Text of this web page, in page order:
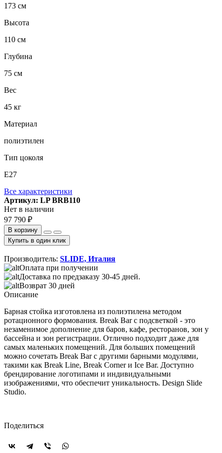
173 см
Высота
110 см
Глубина
75 см
Вес
45 кг
Материал
полиэтилен
Тип цоколя
E27
Все характеристики
Артикул: LP BRB110
Нет в наличии
97 790 ₽
В корзину
Купить в один клик
Производитель: SLIDE, Италия
Оплата при получении
Доставка по предзаказу 30-45 дней.
Возврат 30 дней
Описание
Барная стойка изготовлена из полиэтилена методом
ротационного формования. Break Bar с подсветкой - это
незаменимое дополнение для баров, кафе, ресторанов, зон у
бассейна и зон регистрации. Отлично подходит даже для
самых маленьких помещений. Для больших помещений
можно сочетать Break Bar с другими барными модулями,
такими как Break Line, Break Corner и Ice Bar. Доступно
брендирование логотипами и индивидуальными
изображениями, что обеспечит уникальность. Design Slide
Studio.
Поделиться